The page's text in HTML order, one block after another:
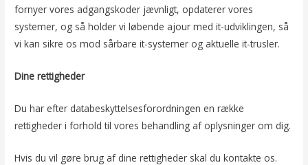
fornyer vores adgangskoder jævnligt, opdaterer vores
systemer, og så holder vi løbende ajour med it-udviklingen, så
vi kan sikre os mod sårbare it-systemer og aktuelle it-trusler.
Dine rettigheder
Du har efter databeskyttelsesforordningen en række
rettigheder i forhold til vores behandling af oplysninger om dig.
Hvis du vil gøre brug af dine rettigheder skal du kontakte os.